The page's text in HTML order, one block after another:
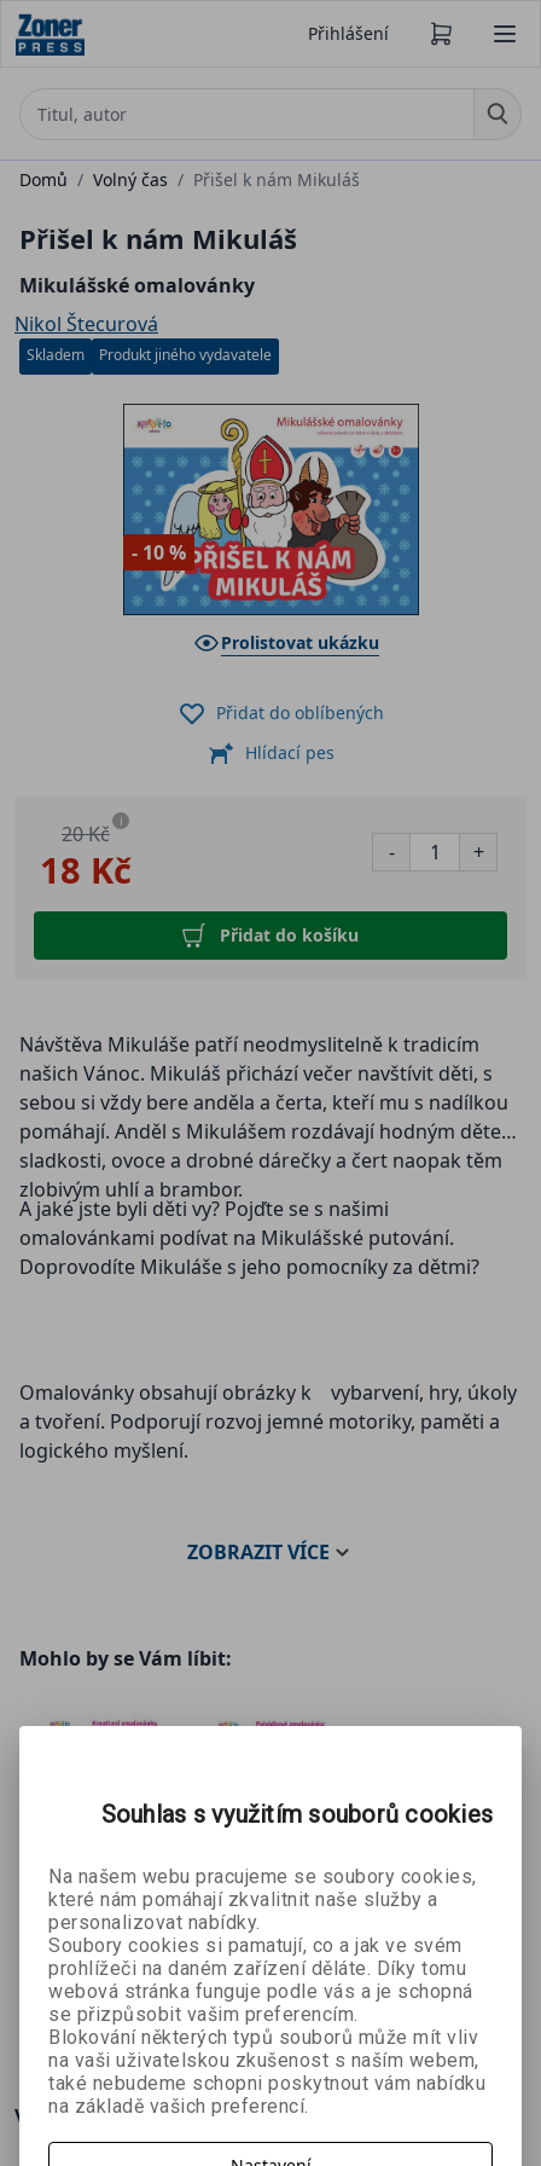
Přihlášení
Domů / Volný čas / Přišel k nám Mikuláš
Přišel k nám Mikuláš
Mikulášské omalovánky
Nikol Štecurová
Skladem Produkt jiného vydavatele
- 10 %
Prolistovat ukázku
18 Kč
20 Kč i
- +
Přidat do košíku
Přidat do oblíbených
Hlídací pes
Návštěva Mikuláše patří neodmyslitelně k tradicím
našich Vánoc. Mikuláš přichází večer navštívit děti, s
sebou si vždy bere anděla a čerta, kteří mu s nadílkou
pomáhají. Anděl s Mikulášem rozdávají hodným dětem
sladkosti, ovoce a drobné dárečky a čert naopak těm
zlobivým uhlí a brambor.
A jaké jste byli děti vy? Pojďte se s našimi
omalovánkami podívat na Mikulášské putování.
Doprovodíte Mikuláše s jeho pomocníky za dětmi?
Omalovánky obsahují obrázky k vybarvení, hry, úkoly
a tvoření. Podporují rozvoj jemné motoriky, paměti a
logického myšlení.
ZOBRAZITVÍCE
Mohlo by se Vám líbit:
Malá módní
návrhářka –
kreativní
omalovánk
y A5
Valentina
Montevecchi
18 Kč 20 Kč
Kouzelný
svět
jednorožců
–
pohádkové
omalovánk
y A5
Valentina
Montevecchi
18 Kč 20 Kč
Zvířátka na
dvorku
Barbora
Křistková
18 Kč 20 Kč
Více o knize
Souhlas s využitím souborů cookies
Na našem webu pracujeme se soubory cookies,
které nám pomáhají zkvalitnit naše služby a
personalizovat nabídky.
Soubory cookies si pamatují, co a jak ve svém
prohlížeči na daném zařízení děláte. Díky tomu
webová stránka funguje podle vás a je schopná
se přizpůsobit vašim preferencím.
Blokování některých typů souborů může mít vliv
na vaši uživatelskou zkušenost s naším webem,
také nebudeme schopni poskytnout vám nabídku
na základě vašich preferencí.